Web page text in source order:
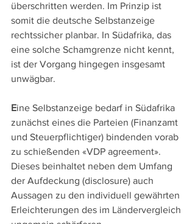
überschritten werden. Im Prinzip ist
somit die deutsche Selbstanzeige
rechtssicher planbar. In Südafrika, das
eine solche Schamgrenze nicht kennt,
ist der Vorgang hingegen insgesamt
unwägbar.
Eine Selbstanzeige bedarf in Südafrika
zunächst eines die Parteien (Finanzamt
und Steuerpflichtiger) bindenden vorab
zu schießenden «VDP agreement».
Dieses beinhaltet neben dem Umfang
der Aufdeckung (disclosure) auch
Aussagen zu den individuell gewährten
Erleichterungen des im Ländervergleich